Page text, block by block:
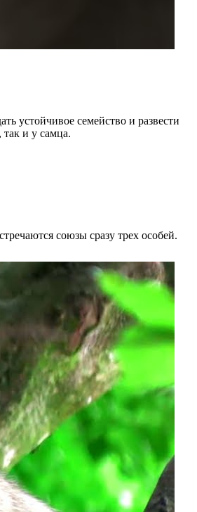
устойчивое семейство и развести
и у самца.
союзы сразу трех особей.